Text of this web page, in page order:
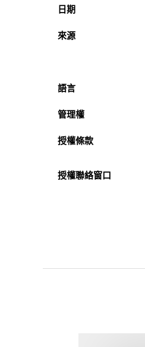
日期
來源
語言
管理權
授權條款
授權聯絡窗口